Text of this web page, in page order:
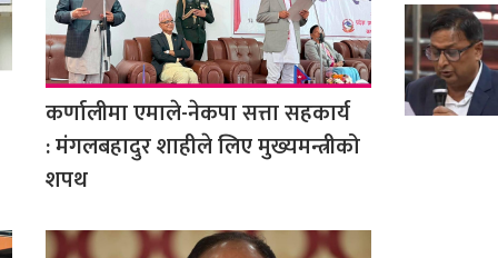
कर्णालीमा एमाले-नेकपा सत्ता सहकार्य
: मंगलबहादुर शाहीले लिए मुख्यमन्त्रीको
शपथ